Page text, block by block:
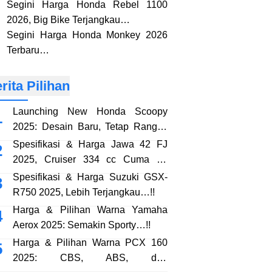
Segini Harga Honda Rebel 1100
2026, Big Bike Terjangkau…
Segini Harga Honda Monkey 2026
Terbaru…
Pilihan
Launching New Honda Scoopy
2025: Desain Baru, Tetap Rangka
eSAF…!!
Spesifikasi & Harga Jawa 42 FJ
2025, Cruiser 334 cc Cuma 38
Jutaan…!!
Spesifikasi & Harga Suzuki GSX-
R750 2025, Lebih Terjangkau…!!
Harga & Pilihan Warna Yamaha
Aerox 2025: Semakin Sporty…!!
Harga & Pilihan Warna PCX 160
2025: CBS, ABS, dan